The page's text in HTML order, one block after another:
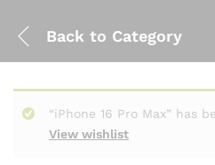
Back to Category
View wishlist
“iPhone 16 Pro Max” has